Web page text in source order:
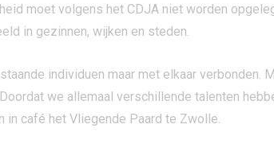
moet volgens het CDJA niet worden
in gezinnen, wijken en steden.
individuen maar met elkaar verbonden.
we allemaal verschillende talenten
in café het Vliegende Paard te Zwolle.